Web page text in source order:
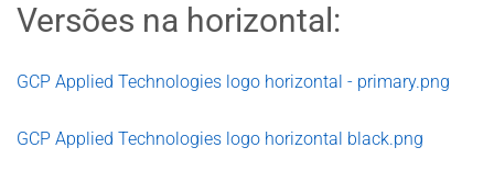
Versões na horizontal:
GCP Applied Technologies logo horizontal - primary.png
GCP Applied Technologies logo horizontal black.png